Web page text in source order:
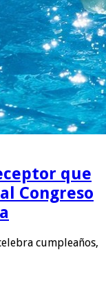
que
Congreso
cumpleaños,